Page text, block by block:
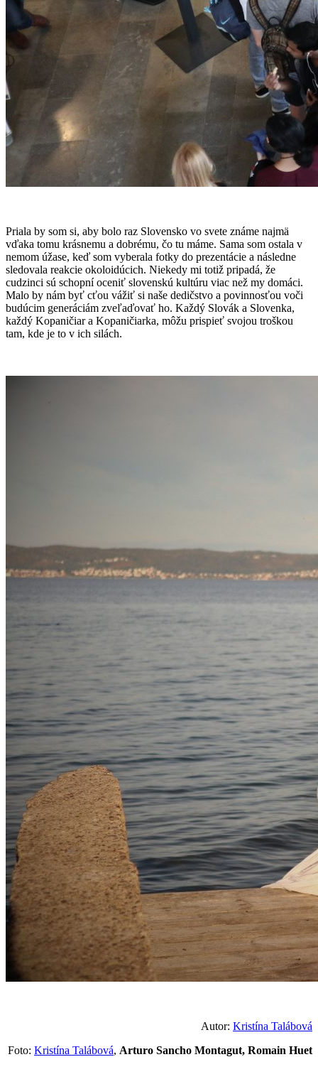
Priala by som si, aby bolo raz Slovensko vo svete známe najmä
vďaka tomu krásnemu a dobrému, čo tu máme. Sama som ostala v
nemom úžase, keď som vyberala fotky do prezentácie a následne
sledovala reakcie okoloidúcich. Niekedy mi totiž pripadá, že
cudzinci sú schopní oceniť slovenskú kultúru viac než my domáci.
Malo by nám byť cťou vážiť si naše dedičstvo a povinnosťou voči
budúcim generáciám zveľaďovať ho. Každý Slovák a Slovenka,
každý Kopaničiar a Kopaničiarka, môžu prispieť svojou troškou
tam, kde je to v ich silách.
Autor: Kristína Talábová
Foto: Kristína Talábová, Arturo Sancho Montagut, Romain Huet